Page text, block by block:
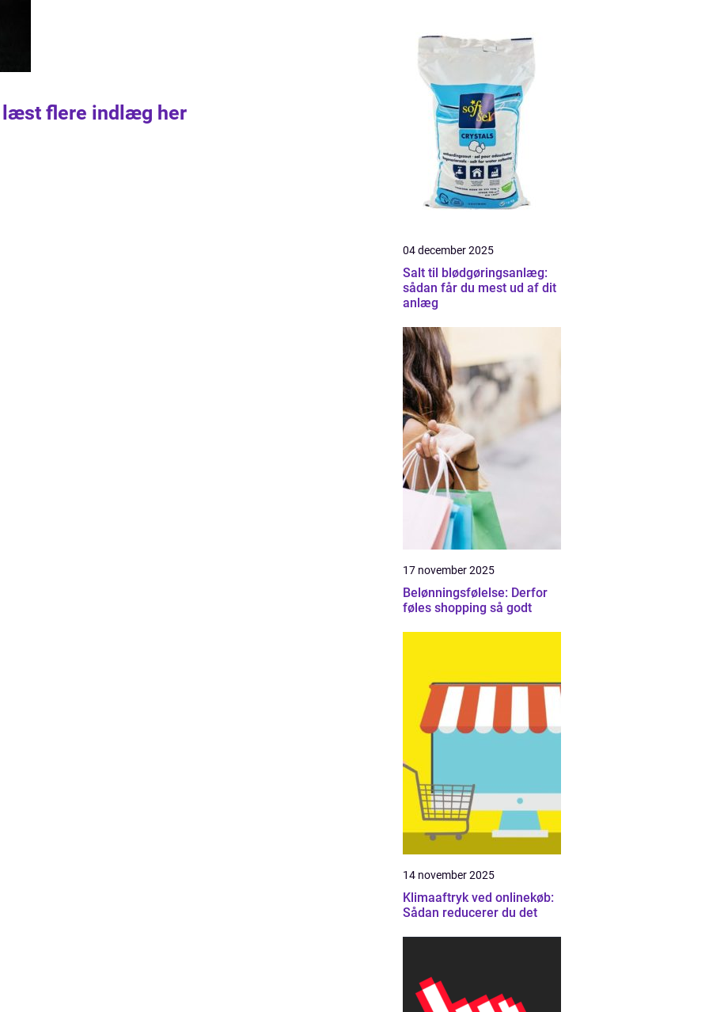
læst flere indlæg her
04 december 2025
Salt til blødgøringsanlæg:
sådan får du mest ud af dit
anlæg
17 november 2025
Belønningsfølelse: Derfor
føles shopping så godt
14 november 2025
Klimaaftryk ved onlinekøb:
Sådan reducerer du det